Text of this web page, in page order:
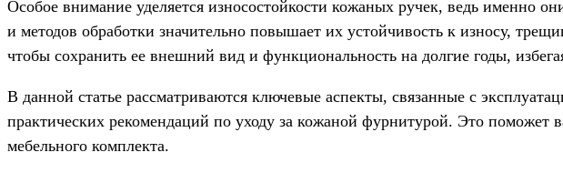
Особое внимание уделяется износостойкости кожаных ручек, ведь именно
и методов обработки значительно повышает их устойчивость к износу,
чтобы сохранить ее внешний вид и функциональность на долгие годы,
В данной статье рассматриваются ключевые аспекты, связанные с
практических рекомендаций по уходу за кожаной фурнитурой. Это поможет
мебельного комплекта.